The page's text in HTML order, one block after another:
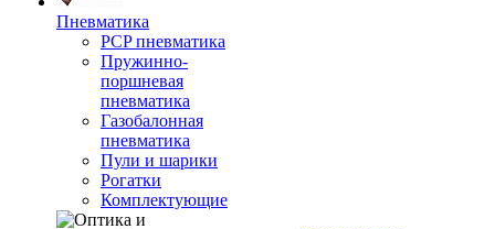
Пневматика
PCP пневматика
Пружинно-
поршневая
пневматика
Газобалонная
пневматика
Пули и шарики
Рогатки
Комплектующие